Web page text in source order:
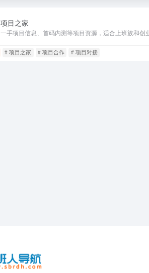
项目之家
# 项目之家 # 项目合作 # 项目对接